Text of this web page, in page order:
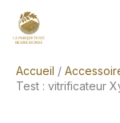
Accueil
Test : vitrificateur
Rechercher